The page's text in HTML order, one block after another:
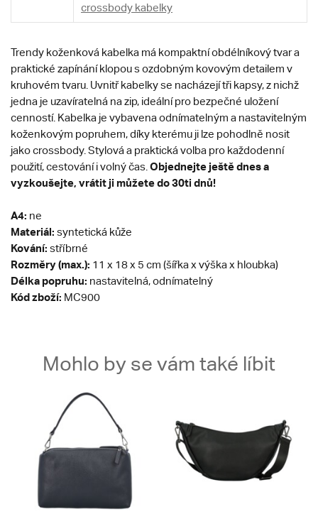
crossbody kabelky
Trendy koženková kabelka má kompaktní obdélníkový tvar a
praktické zapínání klopou s ozdobným kovovým detailem v
kruhovém tvaru. Uvnitř kabelky se nacházejí tři kapsy, z nichž
jedna je uzavíratelná na zip, ideální pro bezpečné uložení
cenností. Kabelka je vybavena odnímatelným a nastavitelným
koženkovým popruhem, díky kterému ji lze pohodlně nosit
jako crossbody. Stylová a praktická volba pro každodenní
použití, cestování i volný čas. Objednejte ještě dnes a
vyzkoušejte, vrátit ji můžete do 30ti dnů!
A4: ne
Materiál: syntetická kůže
Kování: stříbrné
Rozměry (max.): 11 x 18 x 5 cm (šířka x výška x hloubka)
Délka popruhu: nastavitelná, odnímatelný
Kód zboží: MC900
Mohlo by se vám také líbit